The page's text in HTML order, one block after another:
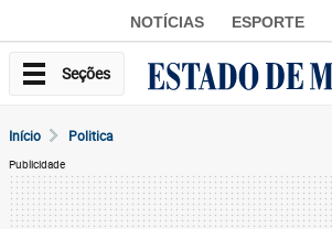
NOTÍCIAS ESPORTE
Seções
Início Politica
Publicidade